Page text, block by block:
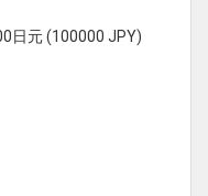
日元 (100000 JPY)